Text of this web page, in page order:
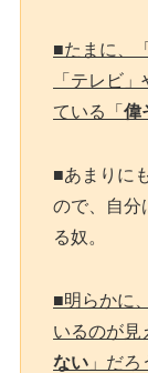
■たまに、「
「テレビ
ている「偉
■あまりに
ので、自分
る奴。
■明らかに
いるのが見
ない 」だろ